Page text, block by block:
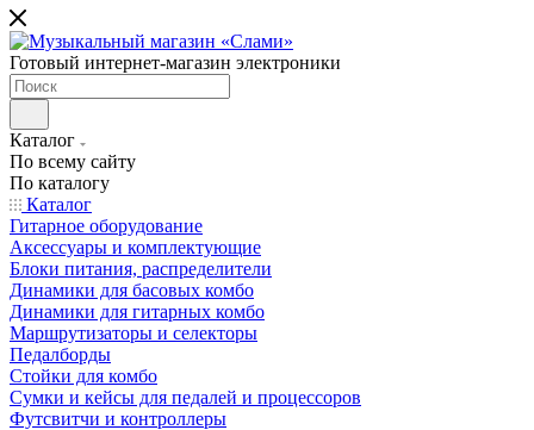
Готовый интернет-магазин электроники
Каталог
По всему сайту
По каталогу
Каталог
Гитарное оборудование
Аксессуары и комплектующие
Блоки питания, распределители
Динамики для басовых комбо
Динамики для гитарных комбо
Маршрутизаторы и селекторы
Педалборды
Стойки для комбо
Сумки и кейсы для педалей и процессоров
Футсвитчи и контроллеры